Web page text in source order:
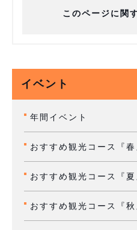
このページに関
イベント
年間イベント
おすすめ観光コース『春
おすすめ観光コース『夏
おすすめ観光コース『秋